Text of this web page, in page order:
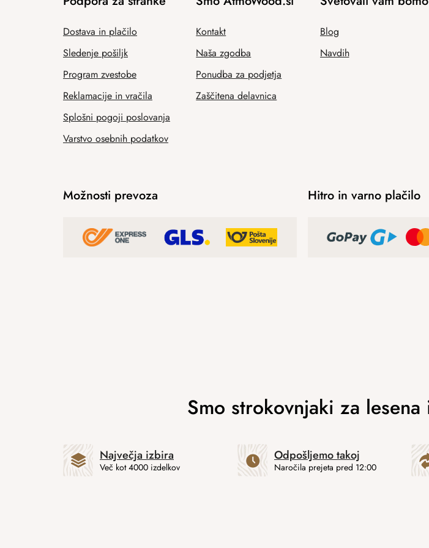
Dostava in plačilo
Sledenje pošiljk
Program zvestobe
Reklamacije in vračila
Splošni pogoji poslovanja
Varstvo osebnih podatkov
Kontakt
Naša zgodba
Ponudba za podjetja
Zaščitena delavnica
Blog
Navdih
Možnosti prevoza Hitro in varno plačilo
Največja izbira
Več kot 4000 izdelkov
Odpošljemo takoj
Naročila prejeta pred 12:00